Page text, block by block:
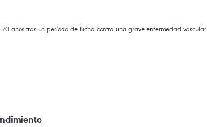
años tras un período de lucha contra una grave enfermedad vascular.